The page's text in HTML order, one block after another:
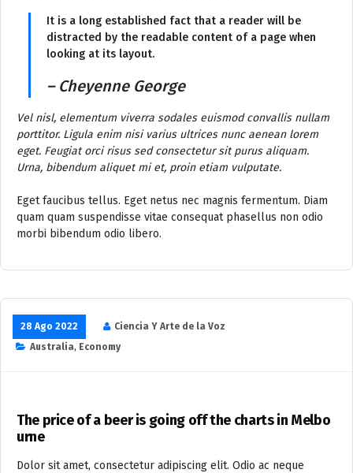
It is a long established fact that a reader will be
distracted by the readable content of a page when
looking at its layout.
– Cheyenne George
Vel nisl, elementum viverra sodales euismod convallis nullam
porttitor. Ligula enim nisi varius ultrices nunc aenean lorem
eget. Feugiat orci risus sed consectetur sit purus aliquam.
Urna, bibendum aliquet mi et, proin etiam vulputate.
Eget faucibus tellus. Eget netus nec magnis fermentum. Diam
quam quam suspendisse vitae consequat phasellus non odio
morbi bibendum odio libero.
28 Ago 2022
Ciencia Y Arte de la Voz
Australia, Economy
The price of a beer is going off the charts in Melbo
urne
Dolor sit amet, consectetur adipiscing elit. Odio ac neque